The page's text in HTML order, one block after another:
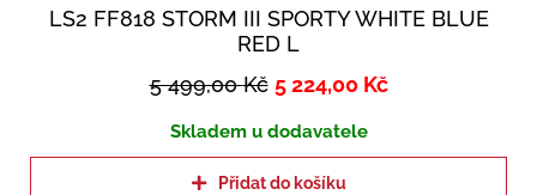
LS2 FF818 STORM III SPORTY WHITE BLUE
RED L
5 499,00Kč 5 224,00 Kč
Skladem u dodavatele
Přidat do košíku